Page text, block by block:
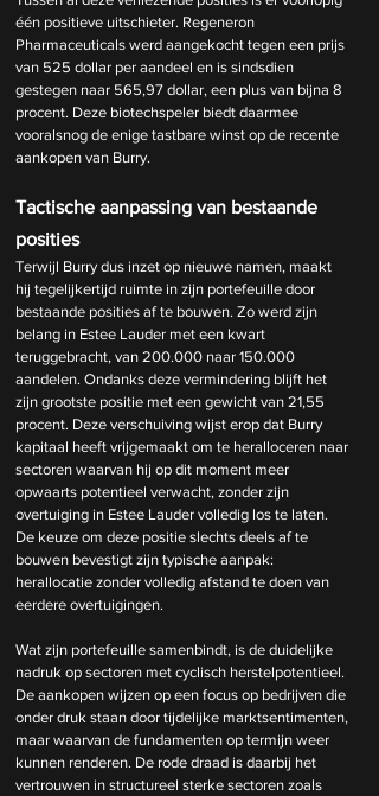
één positieve uitschieter. Regeneron
Pharmaceuticals werd aangekocht tegen een prijs
van 525 dollar per aandeel en is sindsdien
gestegen naar 565,97 dollar, een plus van bijna 8
procent. Deze biotechspeler biedt daarmee
vooralsnog de enige tastbare winst op de recente
aankopen van Burry.
Tactische aanpassing van bestaande
posities
Terwijl Burry dus inzet op nieuwe namen, maakt
hij tegelijkertijd ruimte in zijn portefeuille door
bestaande posities af te bouwen. Zo werd zijn
belang in Estee Lauder met een kwart
teruggebracht, van 200.000 naar 150.000
aandelen. Ondanks deze vermindering blijft het
zijn grootste positie met een gewicht van 21,55
procent. Deze verschuiving wijst erop dat Burry
kapitaal heeft vrijgemaakt om te heralloceren naar
sectoren waarvan hij op dit moment meer
opwaarts potentieel verwacht, zonder zijn
overtuiging in Estee Lauder volledig los te laten.
De keuze om deze positie slechts deels af te
bouwen bevestigt zijn typische aanpak:
herallocatie zonder volledig afstand te doen van
eerdere overtuigingen.
Wat zijn portefeuille samenbindt, is de duidelijke
nadruk op sectoren met cyclisch herstelpotentieel.
De aankopen wijzen op een focus op bedrijven die
onder druk staan door tijdelijke marktsentimenten,
maar waarvan de fundamenten op termijn weer
kunnen renderen. De rode draad is daarbij het
vertrouwen in structureel sterke sectoren zoals